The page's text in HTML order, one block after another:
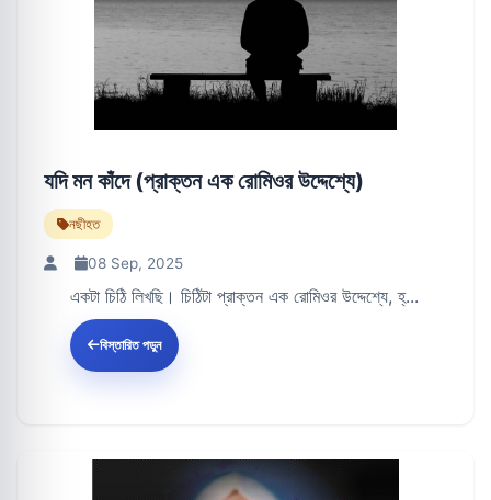
যদি মন কাঁদে (প্রাক্তন এক রোমিওর উদ্দেশ্যে)
নছীহত
08 Sep, 2025
একটা চিঠি লিখছি। চিঠিটা প্রাক্তন এক রোমিওর উদ্দেশ্যে, হ্...
বিস্তারিত পড়ুন